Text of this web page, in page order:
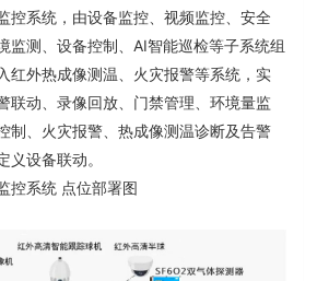
控系统，由设备监控、视频监控、安全
监测、设备控制、 AI智能巡检等子系统组
红外热成像测温、火灾报警等系统，实
联动、录像回放、门禁管理、环境量监
制、火灾报警、热成像测温诊断及告警
义设备联动。
控系统 点位部署图